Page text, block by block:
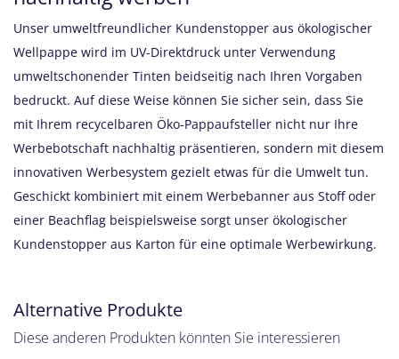
Unser umweltfreundlicher Kundenstopper aus ökologischer
Wellpappe wird im UV-Direktdruck unter Verwendung
umweltschonender Tinten beidseitig nach Ihren Vorgaben
bedruckt. Auf diese Weise können Sie sicher sein, dass Sie
mit Ihrem recycelbaren Öko-Pappaufsteller nicht nur Ihre
Werbebotschaft nachhaltig präsentieren, sondern mit diesem
innovativen Werbesystem gezielt etwas für die Umwelt tun.
Geschickt kombiniert mit einem Werbebanner aus Stoff oder
einer Beachflag beispielsweise sorgt unser ökologischer
Kundenstopper aus Karton für eine optimale Werbewirkung.
Alternative Produkte
Diese anderen Produkten könnten Sie interessieren